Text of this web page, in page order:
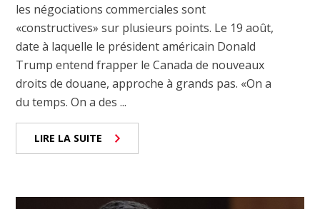
les négociations commerciales sont
«constructives» sur plusieurs points. Le 19 août,
date à laquelle le président américain Donald
Trump entend frapper le Canada de nouveaux
droits de douane, approche à grands pas. «On a
du temps. On a des ...
LIRE LA SUITE